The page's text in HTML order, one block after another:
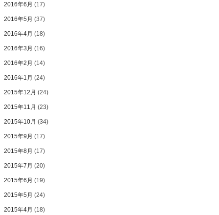
2016年6月 (17)
2016年5月 (37)
2016年4月 (18)
2016年3月 (16)
2016年2月 (14)
2016年1月 (24)
2015年12月 (24)
2015年11月 (23)
2015年10月 (34)
2015年9月 (17)
2015年8月 (17)
2015年7月 (20)
2015年6月 (19)
2015年5月 (24)
2015年4月 (18)